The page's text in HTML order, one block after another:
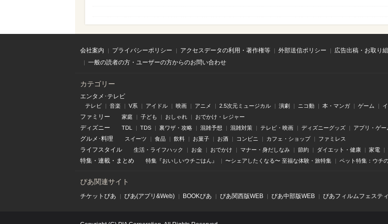
会社案内 プライバシーポリシー アクセスデータの利用・著作権等 外部送信ポリシー
広告出稿・お取り
一般の読者の方・ユーザーの方からのお問い合わせ
カテゴリー
エンタメ･テレビ
テレビ 音楽 V系 アイドル 映画 アニメ 2.5次元ミュージカル 演劇 ニコ動 本・マンガ ゲーム
ファミリー 家庭 子ども おしゃれ おでかけ・レジャー
ディズニー TDL TDS 裏ワザ・攻略 混雑予想 混雑対策 テレビ・映画 ディズニーグッズ アプリ・ゲー
グルメ･料理 スイーツ 食品 飲料 お菓子 お酒 コンビニ カフェ・ショップ ファミレス
ライフスタイル 生活・ライフハック お金 おでかけ マナー・身だしなみ 節約 ダイエット・健康 家電
特集 ・ 連載 ・ まとめ 特集『おいしいウチごはん』 〜シェアしたくなる〜 至福な体験・旅特集 ペット特集：ウチ
ぴあ関連サイト
チケットぴあ ぴあ(アプリ&Web) BOOKぴあ ぴあ関⻄版WEB ぴあ中部版WEB ぴあフィルムフェステ